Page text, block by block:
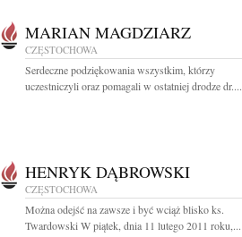
MARIAN MAGDZIARZ
CZĘSTOCHOWA
Serdeczne podziękowania wszystkim, którzy
uczestniczyli oraz pomagali w ostatniej drodze dr....
HENRYK DĄBROWSKI
CZĘSTOCHOWA
Można odejść na zawsze i być wciąż blisko ks.
Twardowski W piątek, dnia 11 lutego 2011 roku,...